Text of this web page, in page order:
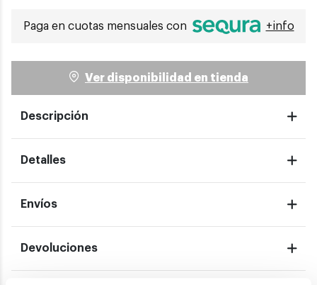
Paga en cuotas mensuales con +info
Ver disponibilidad en tienda
Descripción
Detalles
Envíos
Devoluciones